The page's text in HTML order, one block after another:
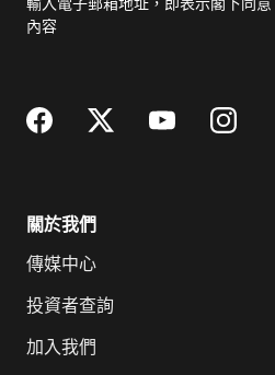
郵
輸入電子郵箱地址，即表示閣下同意
內容
關於我們
傳媒中心
投資者查詢
加入我們